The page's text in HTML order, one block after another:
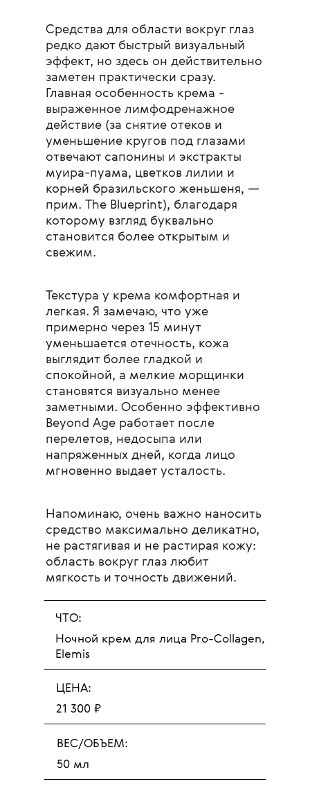
Средства для области вокруг глаз
редко дают быстрый визуальный
эффект, но здесь он действительно
заметен практически сразу.
Главная особенность крема -
выраженное лимфодренажное
действие (за снятие отеков и
уменьшение кругов под глазами
отвечают сапонины и экстракты
муира-пуама, цветков лилии и
корней бразильского женьшеня, —
прим. The Blueprint), благодаря
которому взгляд буквально
становится более открытым и
свежим.
Текстура у крема комфортная и
легкая. Я замечаю, что уже
примерно через 15 минут
уменьшается отечность, кожа
выглядит более гладкой и
спокойной, а мелкие морщинки
становятся визуально менее
заметными. Особенно эффективно
Beyond Age работает после
перелетов, недосыпа или
напряженных дней, когда лицо
мгновенно выдает усталость.
Напоминаю, очень важно наносить
средство максимально деликатно,
не растягивая и не растирая кожу:
область вокруг глаз любит
мягкость и точность движений.
ЧТО:
Ночной крем для лица Pro-Collagen,
Elemis
ЦЕНА:
21 300 ₽
ВЕС/ОБЪЕМ:
50 мл